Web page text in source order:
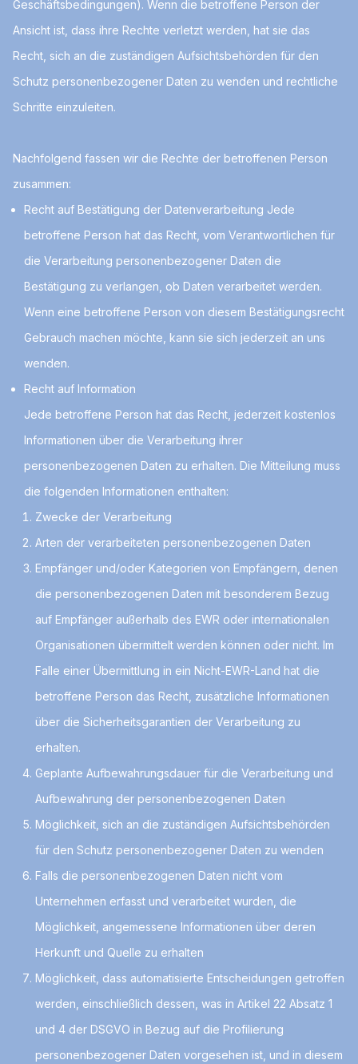
Geschäftsbedingungen). Wenn die betroffene Person der
Ansicht ist, dass ihre Rechte verletzt werden, hat sie das
Recht, sich an die zuständigen Aufsichtsbehörden für den
Schutz personenbezogener Daten zu wenden und rechtliche
Schritte einzuleiten.
Nachfolgend fassen wir die Rechte der betroffenen Person
zusammen:
Recht auf Bestätigung der Datenverarbeitung Jede
betroffene Person hat das Recht, vom Verantwortlichen für
die Verarbeitung personenbezogener Daten die
Bestätigung zu verlangen, ob Daten verarbeitet werden.
Wenn eine betroffene Person von diesem Bestätigungsrecht
Gebrauch machen möchte, kann sie sich jederzeit an uns
wenden.
Recht auf Information
Jede betroffene Person hat das Recht, jederzeit kostenlos
Informationen über die Verarbeitung ihrer
personenbezogenen Daten zu erhalten. Die Mitteilung muss
die folgenden Informationen enthalten:
Zwecke der Verarbeitung
Arten der verarbeiteten personenbezogenen Daten
Empfänger und/oder Kategorien von Empfängern, denen
die personenbezogenen Daten mit besonderem Bezug
auf Empfänger außerhalb des EWR oder internationalen
Organisationen übermittelt werden können oder nicht. Im
Falle einer Übermittlung in ein Nicht-EWR-Land hat die
betroffene Person das Recht, zusätzliche Informationen
über die Sicherheitsgarantien der Verarbeitung zu
erhalten.
Geplante Aufbewahrungsdauer für die Verarbeitung und
Aufbewahrung der personenbezogenen Daten
Möglichkeit, sich an die zuständigen Aufsichtsbehörden
für den Schutz personenbezogener Daten zu wenden
Falls die personenbezogenen Daten nicht vom
Unternehmen erfasst und verarbeitet wurden, die
Möglichkeit, angemessene Informationen über deren
Herkunft und Quelle zu erhalten
Möglichkeit, dass automatisierte Entscheidungen getroffen
werden, einschließlich dessen, was in Artikel 22 Absatz 1
und 4 der DSGVO in Bezug auf die Profilierung
personenbezogener Daten vorgesehen ist, und in diesem